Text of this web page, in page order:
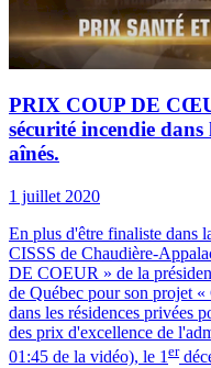
PRIX COUP DE
sécurité incendie dans
aînés.
1 juillet 2020
En plus d'être finaliste dans
CISSS de Chaudière-
DE COEUR » de la
de Québec pour son projet
dans les résidences privées
des prix d'excellence de
01:45 de la vidéo), le 1 er